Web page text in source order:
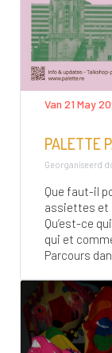
Van 21 May
PALETTE
Georganiseerd
Que faut-il
assiettes et
Qu’est-ce
qui et
Parcours